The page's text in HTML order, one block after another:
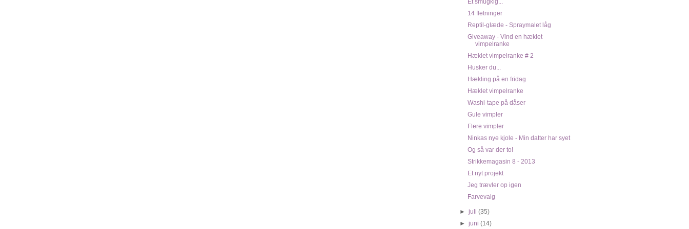
Et smugkig...
14 fletninger
Reptil-glæde - Spraymalet låg
Giveaway - Vind en hæklet
vimpelranke
Hæklet vimpelranke # 2
Husker du...
Hækling på en fridag
Hæklet vimpelranke
Washi-tape på dåser
Gule vimpler
Flere vimpler
Ninkas nye kjole - Min datter har syet
Og så var der to!
Strikkemagasin 8 - 2013
Et nyt projekt
Jeg trævler op igen
Farvevalg
►juli(35)
►juni(14)